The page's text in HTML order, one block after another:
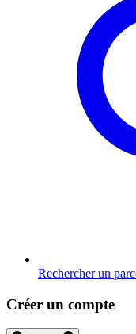
Rechercher un
Créer un compte